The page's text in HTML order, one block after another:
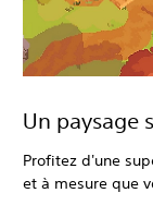
Un paysage
Profitez d'une
et à mesure que